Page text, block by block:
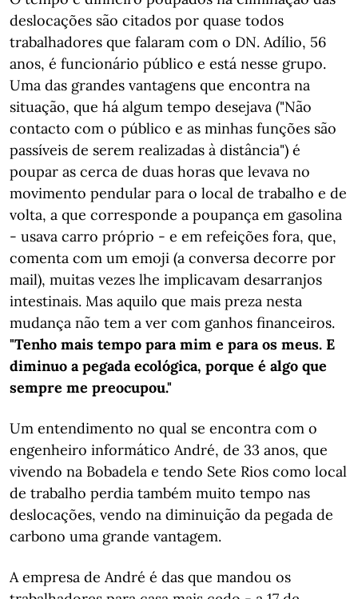
deslocações são citados por quase todos
trabalhadores que falaram com o DN. Adílio, 56
anos, é funcionário público e está nesse grupo.
Uma das grandes vantagens que encontra na
situação, que há algum tempo desejava ("Não
contacto com o público e as minhas funções são
passíveis de serem realizadas à distância") é
poupar as cerca de duas horas que levava no
movimento pendular para o local de trabalho e de
volta, a que corresponde a poupança em gasolina
- usava carro próprio - e em refeições fora, que,
comenta com um emoji (a conversa decorre por
mail), muitas vezes lhe implicavam desarranjos
intestinais. Mas aquilo que mais preza nesta
mudança não tem a ver com ganhos financeiros.
"Tenho mais tempo para mim e para os meus. E
diminuo a pegada ecológica, porque é algo que
sempre me preocupou."
Um entendimento no qual se encontra com o
engenheiro informático André, de 33 anos, que
vivendo na Bobadela e tendo Sete Rios como local
de trabalho perdia também muito tempo nas
deslocações, vendo na diminuição da pegada de
carbono uma grande vantagem.
A empresa de André é das que mandou os